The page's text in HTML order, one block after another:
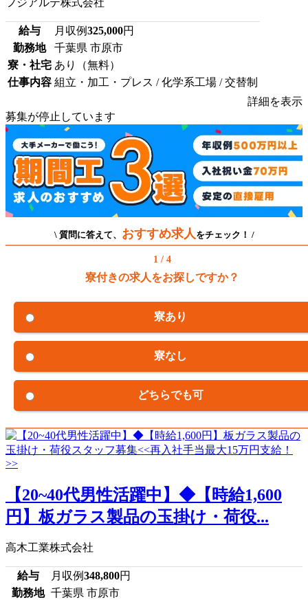
給与 月収例325,000円
勤務地
千葉県 市原市
寮・社宅 あり（無料）
仕事内容 組立・加工・プレス / 化学系工場 / 交替制
詳細を表示
募集が停止しています
\ 質問に答えて、 おすすめ求人 をチェック！ /
1 / 4
寮付きの求人をお探しですか？
寮あり
寮なし
どちらでも可
【20~40代男性活躍中】◆【時給1,600
円】板ガラス製品の玉掛け・荷役...
高木工業株式会社
給与 月収例348,800円
勤務地 千葉県 市原市